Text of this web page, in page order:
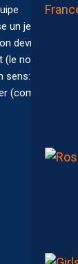
un jeu
devrait
notre)
sens:
(comme